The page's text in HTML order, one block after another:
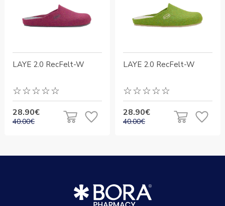
LAYE 2.0 RecFelt-W
28.90€
40.00€
LAYE 2.0 RecFelt-W
28.90€
40.00€